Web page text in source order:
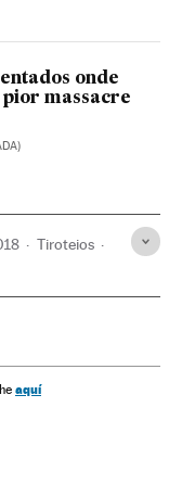
onde
pior massacre
Tiroteios
aquí